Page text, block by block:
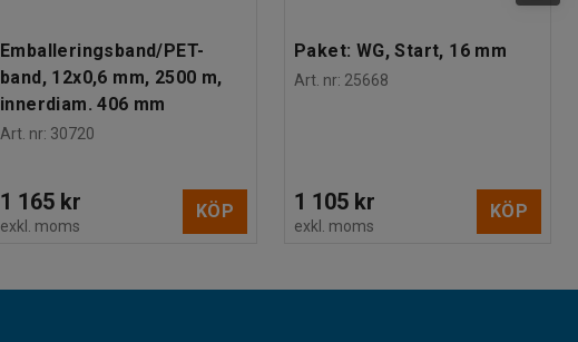
Emballeringsband/PET-
band, 12x0,6 mm, 2500 m,
innerdiam. 406 mm
Art. nr: 30720
1 165 kr
exkl. moms
KÖP
Paket: WG, Start, 16 mm
Art. nr: 25668
1 105 kr
exkl. moms
KÖP